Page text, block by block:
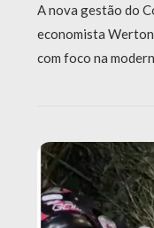
A nova gestão do
economista
com foco na